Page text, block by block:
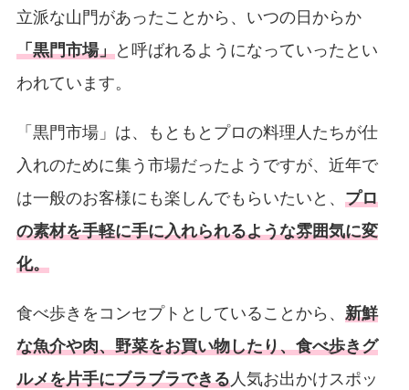
立派な山門があったことから、いつの日からか
「黒門市場」と呼ばれるようになっていったとい
われています。
「黒門市場」は、もともとプロの料理人たちが仕
入れのために集う市場だったようですが、近年で
は一般のお客様にも楽しんでもらいたいと、 プロ
の素材を手軽に手に入れられるような雰囲気に変
化。
食べ歩きをコンセプトとしていることから、 新鮮
な魚介や肉、野菜をお買い物したり、食べ歩きグ
ルメを片手にブラブラできる人気お出かけスポッ